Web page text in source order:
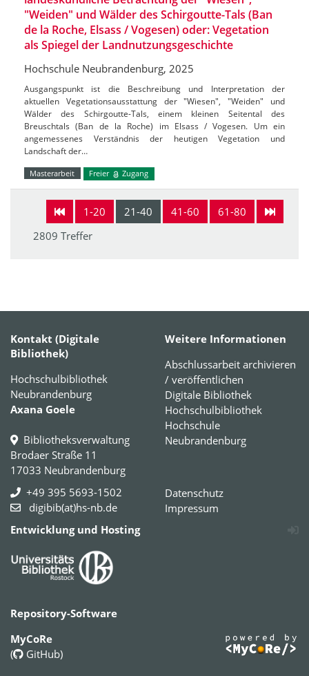
"Weiden" und Wälder des Schirgoutte-Tals (Ban
de la Roche, Elsass / Vogesen) oder: Vegetation
als Spiegel der Landnutzungsgeschichte
Hochschule Neubrandenburg, 2025
Ausgangspunkt ist die Beschreibung und Interpretation der
aktuellen Vegetationsausstattung der "Wiesen", "Weiden" und
Wälder des Schirgoutte-Tals, einem kleinen Seitental des
Breuschtals (Ban de la Roche) im Elsass / Vogesen. Um ein
angemessenes Verständnis der heutigen Vegetation und
Landschaft der…
Masterarbeit Freier Zugang
1-20 21-40 41-60
61-80
2809 Treffer
Kontakt (Digitale
Bibliothek)
Hochschulbibliothek
Neubrandenburg
Axana Goele
Bibliotheksverwaltung
Brodaer Straße 11
17033 Neubrandenburg
+49 395 5693-1502
digibib(at)hs-nb.de
Weitere Informationen
Abschlussarbeit archivieren
/ veröffentlichen
Digitale Bibliothek
Hochschulbibliothek
Hochschule
Neubrandenburg
Datenschutz
Impressum
Entwicklung und Hosting
Repository-Software
MyCoRe
(
GitHub)